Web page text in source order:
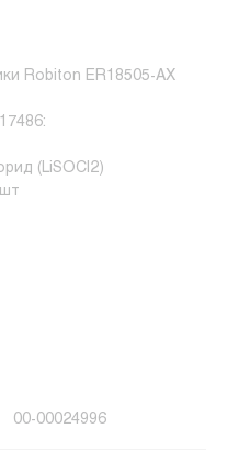
Robiton ER18505-AX
(LiSOCl2)
00-00024996